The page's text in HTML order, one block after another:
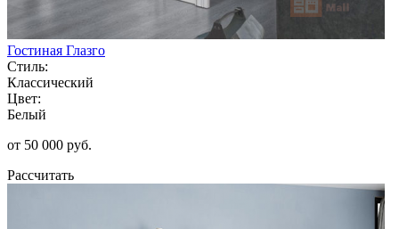
Гостиная Глазго
Стиль:
Классический
Цвет:
Белый
от 50 000 руб.
Рассчитать